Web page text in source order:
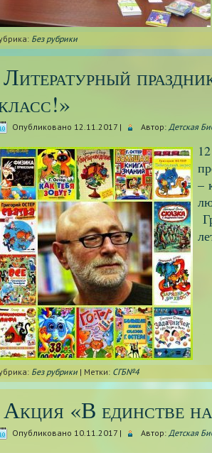
Без рубрики
Литературный
Опубликовано 12.11.2017 | Автор: Детская
–
Без рубрики | Метки: СГБ№4
Акция «В единстве
Опубликовано 10.11.2017 | Автор: Детская